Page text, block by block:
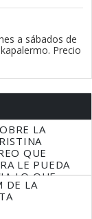
a sábados de
Precio
LA
QUE
LE PUEDA
LO QUE
DE LA